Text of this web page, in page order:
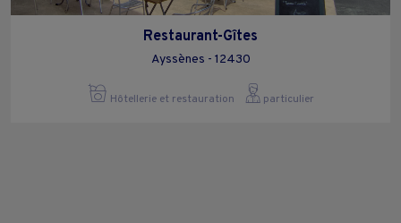
Restaurant-Gîtes
Ayssènes - 12430
Hôtellerie et restauration particulier